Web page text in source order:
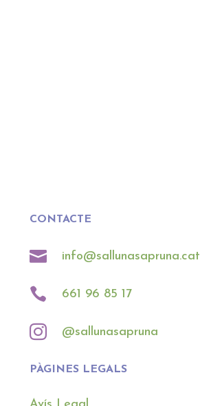
CONTACTE
 info@sallunasapruna.cat
 661 96 85 17
 @sallunasapruna
PÀGINES LEGALS